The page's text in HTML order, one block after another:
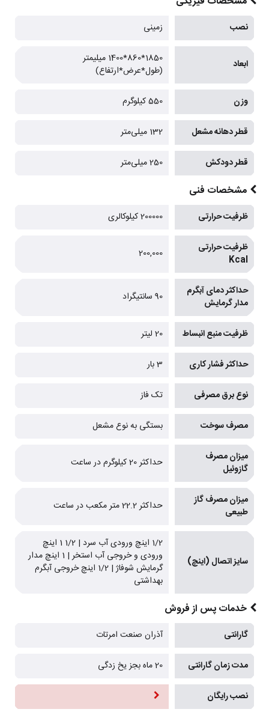
نصب زمینی
ابعاد
1850*860*1400 میلیمتر
(طول*عرض*ارتفاع)
وزن 550 کیلوگرم
قطر دهانه مشعل 132 میلی‌متر
قطر دودکش 250 میلی‌متر
مشخصات فنی
ظرفیت حرارتی 200000 کیلوکالری
ظرفیت حرارتی
Kcal
200,000
حداکثر دمای آبگرم
مدار گرمایش
90 سانتیگراد
ظرفیت منبع انبساط 20 لیتر
حداکثر فشار کاری 3 بار
نوع برق مصرفی تک فاز
مصرف سوخت بستگی به نوع مشعل
میزان مصرف
گازوئیل
حداکثر 20 کیلوگرم در ساعت
میزان مصرف گاز
طبیعی
حداکثر 22.2 متر مکعب در ساعت
سایز اتصال (اینچ)
1/2 اینچ ورودی آب سرد | 1/2 1 اینچ
ورودی و خروجی آب استخر | 1 اینچ مدار
گرمایش شوفاژ | 1/2 اینچ خروجی آبگرم
بهداشتی
خدمات پس از فروش
گارانتی آذران صنعت امرتات
مدت زمان گارانتی 20 ماه بجز یخ زدگی
نصب رایگان